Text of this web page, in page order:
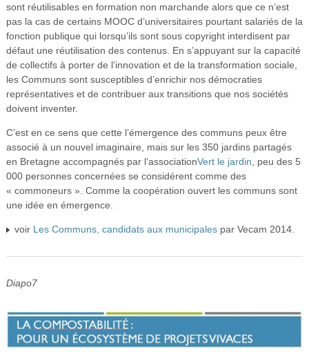
sont réutilisables en formation non marchande alors que ce n’est
pas la cas de certains MOOC d’universitaires pourtant salariés de la
fonction publique qui lorsqu’ils sont sous copyright interdisent par
défaut une réutilisation des contenus. En s’appuyant sur la capacité
de collectifs à porter de l’innovation et de la transformation sociale,
les Communs sont susceptibles d’enrichir nos démocraties
représentatives et de contribuer aux transitions que nos sociétés
doivent inventer.
C’est en ce sens que cette l’émergence des communs peux être
associé à un nouvel imaginaire, mais sur les 350 jardins partagés
en Bretagne accompagnés par l’associationVert le jardin , peu des 5
000 personnes concernées se considérent comme des
« commoneurs ». Comme la coopération ouvert les communs sont
une idée en émergence.
voir Les Communs, candidats aux municipalespar Vecam 2014.
Diapo7